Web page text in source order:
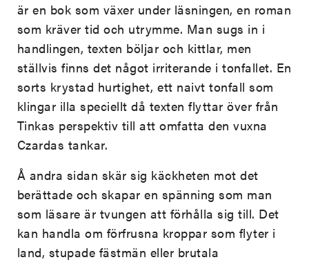
är en bok som växer under läsningen, en roman
som kräver tid och utrymme. Man sugs in i
handlingen, texten böljar och kittlar, men
ställvis finns det något irriterande i tonfallet. En
sorts krystad hurtighet, ett naivt tonfall som
klingar illa speciellt då texten flyttar över från
Tinkas perspektiv till att omfatta den vuxna
Czardas tankar.
Å andra sidan skär sig käckheten mot det
berättade och skapar en spänning som man
som läsare är tvungen att förhålla sig till. Det
kan handla om förfrusna kroppar som flyter i
land, stupade fästmän eller brutala